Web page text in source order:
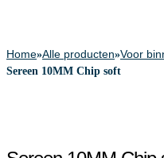
Home»Alle producten»Voor
Sereen 10MM Chip soft